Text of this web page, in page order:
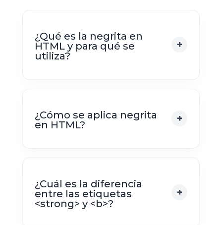
¿Qué es la negrita en
HTML y para qué se
utiliza?
¿Cómo se aplica negrita
en HTML?
¿Cuál es la diferencia
entre las etiquetas
<strong> y <b>?